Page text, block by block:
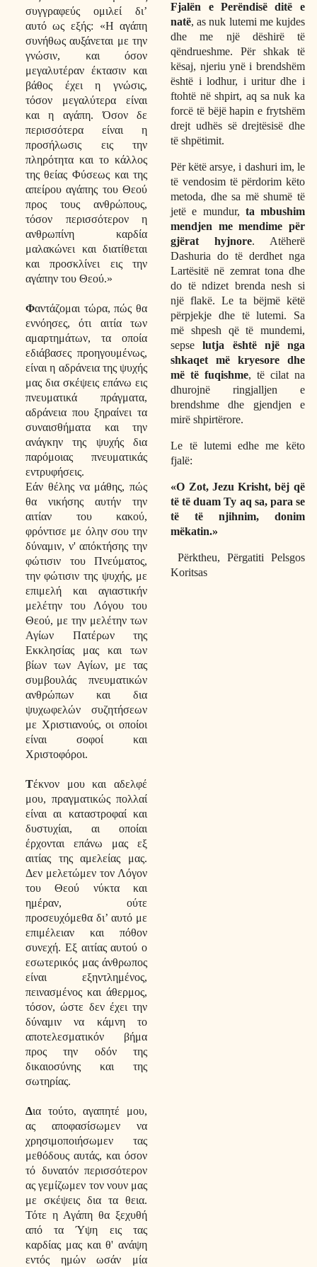
συγγραφεύς ομιλεί δι’
αυτό ως εξής: «Η αγάπη
συνήθως αυξάνεται με την
γνώσιν, και όσον
μεγαλυτέραν έκτασιν και
βάθος έχει η γνώσις,
τόσον μεγαλύτερα είναι
και η αγάπη. Όσον δε
περισσότερα είναι η
προσήλωσις εις την
πληρότητα και το κάλλος
της θείας Φύσεως και της
απείρου αγάπης του Θεού
προς τους ανθρώπους,
τόσον περισσότερον η
ανθρωπίνη καρδία
μαλακώνει και διατίθεται
και προσκλίνει εις την
αγάπην του Θεού.»
Φαντάζομαι τώρα, πώς θα
εννόησες, ότι αιτία των
αμαρτημάτων, τα οποία
εδιάβασες προηγουμένως,
είναι η αδράνεια της ψυχής
μας δια σκέψεις επάνω εις
πνευματικά πράγματα,
αδράνεια που ξηραίνει τα
συναισθήματα και την
ανάγκην της ψυχής δια
παρόμοιας πνευματικάς
εντρυφήσεις.
Εάν θέλης να μάθης, πώς
θα νικήσης αυτήν την
αιτίαν του κακού,
φρόντισε με όλην σου την
δύναμιν, ν' απόκτήσης την
φώτισιν του Πνεύματος,
την φώτισιν της ψυχής, με
επιμελή και αγιαστικήν
μελέτην του Λόγου του
Θεού, με την μελέτην των
Αγίων Πατέρων της
Εκκλησίας μας και των
βίων των Αγίων, με τας
συμβουλάς πνευματικών
ανθρώπων και δια
ψυχωφελών συζητήσεων
με Χριστιανούς, οι οποίοι
είναι σοφοί και
Χριστοφόροι.
Τέκνον μου και αδελφέ
μου, πραγματικώς πολλαί
είναι αι καταστροφαί και
δυστυχίαι, αι οποίαι
έρχονται επάνω μας εξ
αιτίας της αμελείας μας.
Δεν μελετώμεν τον Λόγον
του Θεού νύκτα και
ημέραν, ούτε
προσευχόμεθα δι’ αυτό με
επιμέλειαν και πόθον
συνεχή. Εξ αιτίας αυτού ο
εσωτερικός μας άνθρωπος
είναι εξηντλημένος,
πεινασμένος και άθερμος,
τόσον, ώστε δεν έχει την
δύναμιν να κάμνη το
αποτελεσματικόν βήμα
προς την οδόν της
δικαιοσύνης και της
σωτηρίας.
Δια τούτο, αγαπητέ μου,
ας αποφασίσωμεν να
χρησιμοποιήσωμεν τας
μεθόδους αυτάς, και όσον
τό δυνατόν περισσότερον
ας γεμίζωμεν τον νουν μας
με σκέψεις δια τα θεια.
Τότε η Αγάπη θα ξεχυθή
από τα Ύψη εις τας
καρδίας μας και θ' ανάψη
εντός ημών ωσάν μία
Fjalën e Perëndisë ditë e
natë, as nuk lutemi me kujdes
dhe me një dëshirë të
qëndrueshme. Për shkak të
kësaj, njeriu ynë i brendshëm
është i lodhur, i uritur dhe i
ftohtë në shpirt, aq sa nuk ka
forcë të bëjë hapin e frytshëm
drejt udhës së drejtësisë dhe
të shpëtimit.
Për këtë arsye, i dashuri im, le
të vendosim të përdorim këto
metoda, dhe sa më shumë të
jetë e mundur, ta mbushim
mendjen me mendime për
gjërat hyjnore. Atëherë
Dashuria do të derdhet nga
Lartësitë në zemrat tona dhe
do të ndizet brenda nesh si
një flakë. Le ta bëjmë këtë
përpjekje dhe të lutemi. Sa
më shpesh që të mundemi,
sepselutja është një nga
shkaqet më kryesore dhe
më të fuqishme, të cilat na
dhurojnë ringjalljen e
brendshme dhe gjendjen e
mirë shpirtërore.
Le të lutemi edhe me këto
fjalë:
«O Zot, Jezu Krisht, bëj që
të të duam Ty aq sa, para se
të të njihnim, donim
mëkatin.»
Përktheu, Përgatiti Pelsgos
Koritsas